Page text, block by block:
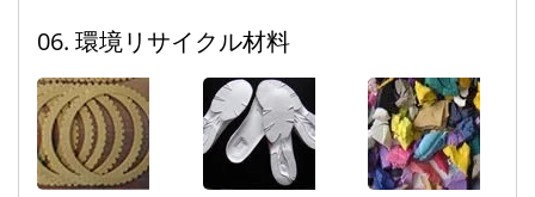
06. 環境リサイクル材料